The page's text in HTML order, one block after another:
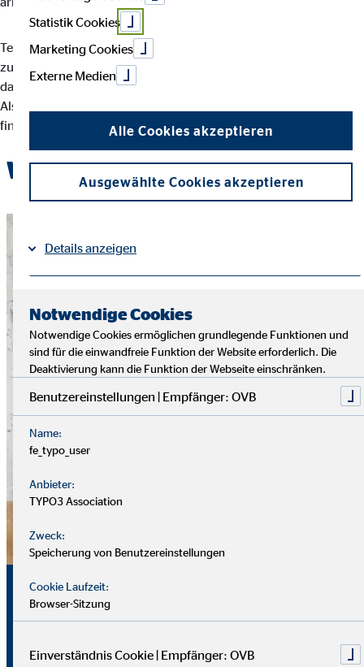
Teamarbeit und intensiver Austausch sind für uns der Schlüssel
zu besten Ergebnissen. Dein Arbeitsalltag ist abwechslungsreich,
da jede Kundin und jeder Kunde individuelle Lösungen braucht.
Als OVB-Berater*in unterstützt du deine Kund*innen bei
finanziellen Entscheidungen und der Erreichung ihrer Ziele.
Werde Teil des OVB-Teams
Sicherheit, Chancen und
echte Perspektiven
Statistik Cookies
Marketing Cookies
Externe Medien
Alle Cookies akzeptieren
Ausgewählte Cookies akzeptieren
Details anzeigen
Notwendige Cookies
Notwendige Cookies ermöglichen grundlegende Funktionen und
sind für die einwandfreie Funktion der Website erforderlich. Die
Deaktivierung kann die Funktion der Webseite einschränken.
Benutzereinstellungen | Empfänger: OVB
Name:
fe_typo_user
Anbieter:
TYPO3 Association
Zweck:
Speicherung von Benutzereinstellungen
Cookie Laufzeit:
Browser-Sitzung
Einverständnis Cookie | Empfänger: OVB